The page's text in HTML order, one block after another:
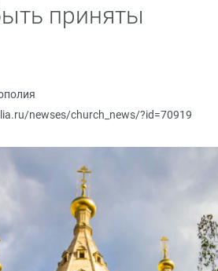
приняты
newses/church_news/?id=70919